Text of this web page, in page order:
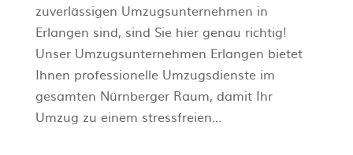
zuverlässigen Umzugsunternehmen in
Erlangen sind, sind Sie hier genau richtig!
Unser Umzugsunternehmen Erlangen bietet
Ihnen professionelle Umzugsdienste im
gesamten Nürnberger Raum, damit Ihr
Umzug zu einem stressfreien...